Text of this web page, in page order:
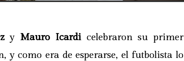
y Mauro Icardicelebraron su primer
y como era de esperarse, el futbolista lo